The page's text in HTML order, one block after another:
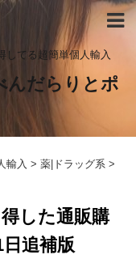
てる超簡単個人輸入
んだらりとポ
輸入 > 薬|ドラッグ系 >
した通販購
追補版